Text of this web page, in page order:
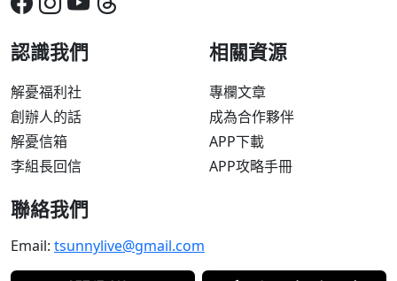
認識我們
解憂福利社
創辦人的話
解憂信箱
李組長回信
相關資源
專欄文章
成為合作夥伴
APP下載
APP攻略手冊
聯絡我們
Email: tsunnylive@gmail.com